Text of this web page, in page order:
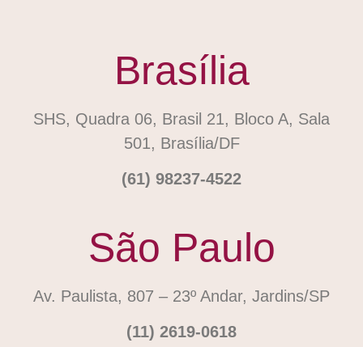
Brasília
SHS, Quadra 06, Brasil 21, Bloco A, Sala
501, Brasília/DF
(61) 98237-4522
São Paulo
Av. Paulista, 807 – 23º Andar, Jardins/SP
(11) 2619-0618